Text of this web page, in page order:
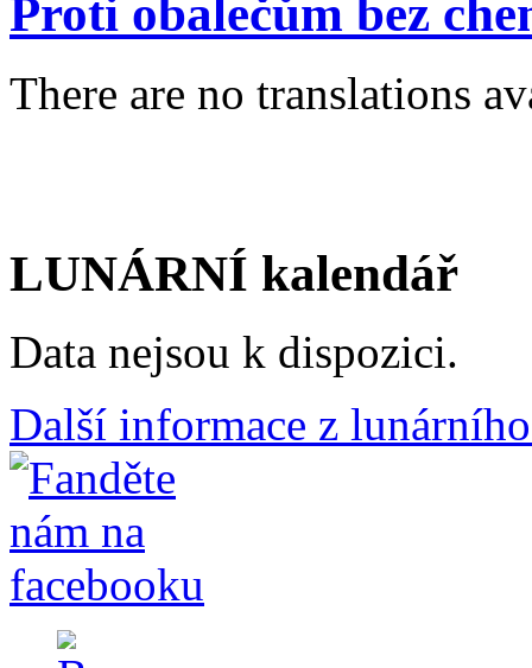
Proti obalečům bez
There are no translations
LUNÁRNÍ kalendář
Data nejsou k dispozici.
Další informace z